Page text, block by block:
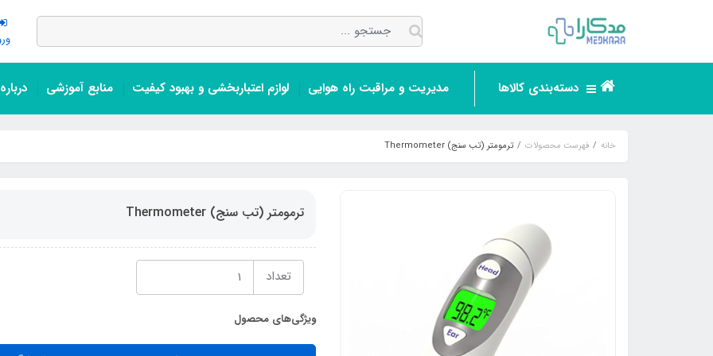
دسته‌بندی کالاها مدیریت و مراقبت راه هوایی لوازم اعتباربخشی و بهبود کیفیت منابع آموزشی
خانه فهرست محصولات ترمومتر (تب سنج) Thermometer
ترمومتر (تب سنج) Thermometer
تعداد
ویژگی‌های محصول